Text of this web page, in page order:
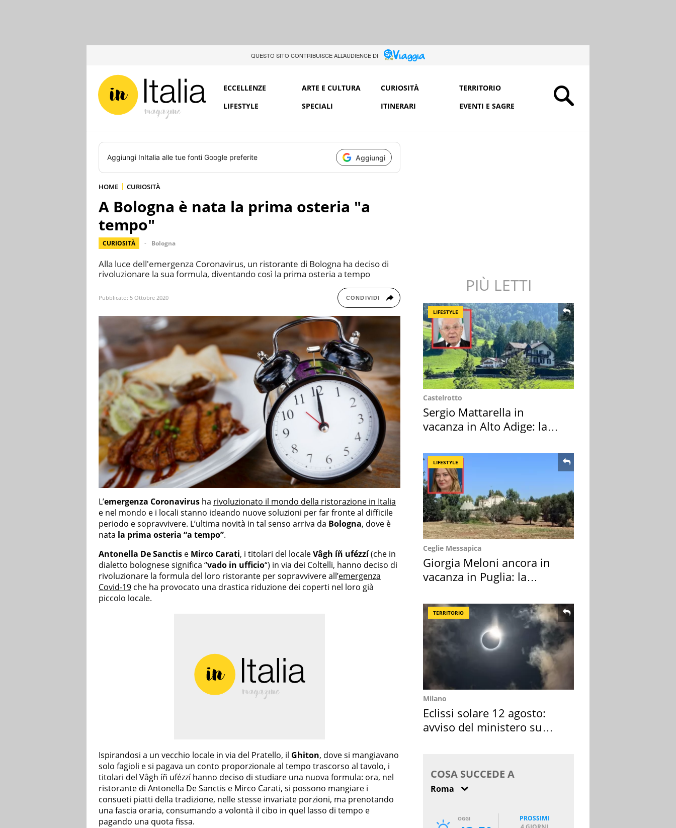
QUESTO SITO CONTRIBUISCE ALL’AUDIENCE DI
ECCELLENZE ARTE E CULTURA CURIOSITÀ
TERRITORIO
LIFESTYLE
SPECIALI ITINERARI EVENTI E SAGRE
Aggiungi InItalia alle tue fonti Google preferite Aggiungi
HOME CURIOSITÀ
A Bologna è nata la prima osteria "a
tempo"
CURIOSITÀ Bologna
Alla luce dell'emergenza Coronavirus, un ristorante di Bologna ha deciso di
rivoluzionare la sua formula, diventando così la prima osteria a tempo
Pubblicato: 5 Ottobre 2020 CONDIVIDI
L’emergenza Coronavirus ha rivoluzionato il mondo della ristorazione in Italia
e nel mondo e i locali stanno ideando nuove soluzioni per far fronte al difficile
periodo e sopravvivere. L’ultima novità in tal senso arriva da Bologna, dove è
nata la prima osteria “a tempo”.
Antonella De Sanctis e Mirco Carati, i titolari del localeVâgh íñ ufézzí(che in
dialetto bolognese significa “vado in ufficio“) in via dei Coltelli, hanno deciso di
rivoluzionare la formula del loro ristorante per sopravvivere all’emergenza
Covid-19 che ha provocato una drastica riduzione dei coperti nel loro già
piccolo locale.
Ispirandosi a un vecchio locale in via del Pratello, il Ghiton, dove si mangiavano
solo fagioli e si pagava un conto proporzionale al tempo trascorso al tavolo, i
titolari del Vâgh íñ ufézzí hanno deciso di studiare una nuova formula: ora, nel
ristorante di Antonella De Sanctis e Mirco Carati, si possono mangiare i
consueti piatti della tradizione, nelle stesse invariate porzioni, ma prenotando
una fascia oraria, consumando a volontà il cibo in quel lasso di tempo e
pagando una quota fissa.
PIÙ LETTI
LIFESTYLE
Castelrotto
Sergio Mattarella in
vacanza in Alto Adige: la
LIFESTYLE
Ceglie Messapica
Giorgia Meloni ancora in
vacanza in Puglia: la
TERRITORIO
Milano
Eclissi solare 12 agosto:
avviso del ministero su